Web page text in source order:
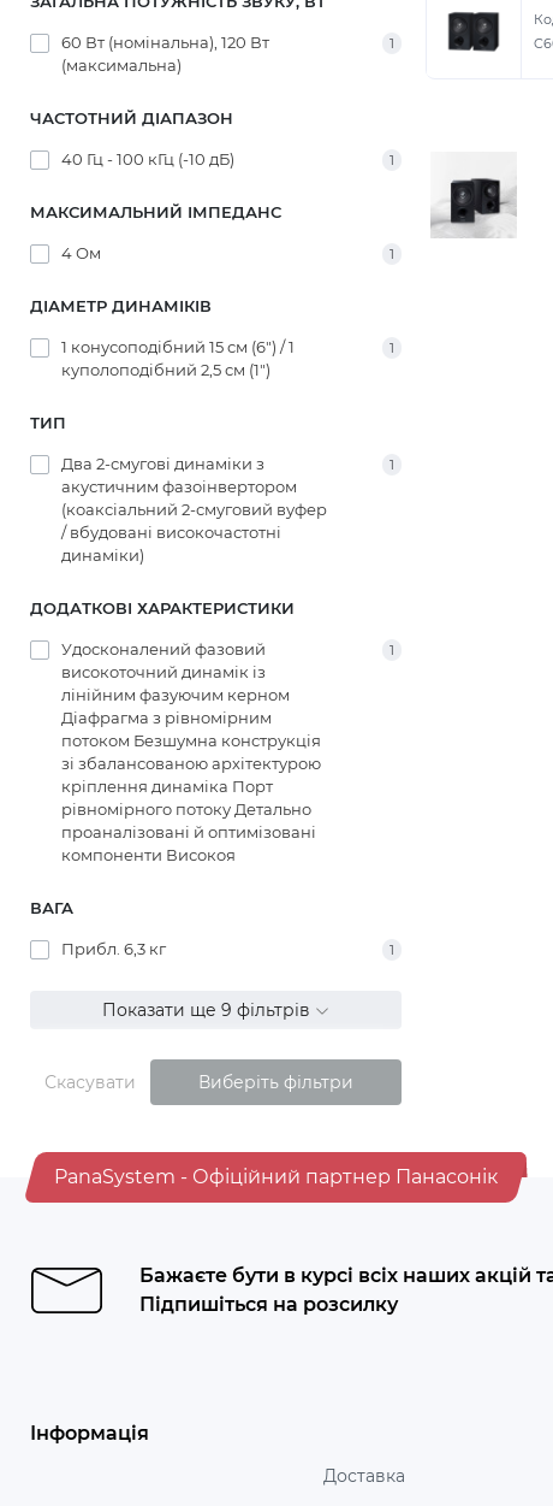
60 Вт (номінальна), 120 Вт
(максимальна)
1
ЧАСТОТНИЙ ДІАПАЗОН
40 Гц - 100 кГц (-10 дБ) 1
МАКСИМАЛЬНИЙ ІМПЕДАНС
4 Ом 1
ДІАМЕТР ДИНАМІКІВ
1 конусоподібний 15 см (6") / 1
куполоподібний 2,5 см (1")
1
ТИП
Два 2-смугові динаміки з
акустичним фазоінвертором
(коаксіальний 2-смуговий вуфер
/ вбудовані високочастотні
динаміки)
1
ДОДАТКОВІ ХАРАКТЕРИСТИКИ
Удосконалений фазовий
високоточний динамік із
лінійним фазуючим керном
Діафрагма з рівномірним
потоком Безшумна конструкція
зі збалансованою архітектурою
кріплення динаміка Порт
рівномірного потоку Детально
проаналізовані й оптимізовані
компоненти Високоя
1
ВАГА
Прибл. 6,3 кг 1
Показати ще 9 фільтрів
Скасувати Виберіть фільтри
PanaSystem - Офіційний партнер Панасонік
Бажаєте бути в курсі всіх наших акцій
Підпишіться на розсилку
Інформація
Доставка